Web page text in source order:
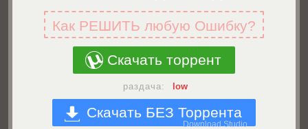
Как РЕШИТЬ любую Ошибку?
Скачать торрент
раздача: low
Скачать БЕЗ Торрента